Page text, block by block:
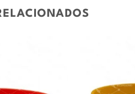
Añadir